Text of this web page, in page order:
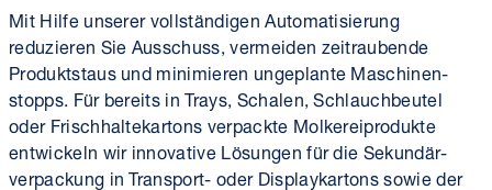
Mit Hilfe unserer vollständigen Auto­mat­isierung
reduzieren Sie Ausschuss, vermeiden zeit­raubende
Produkt­staus und minimieren ungeplante Maschinen­
stopps. Für bereits in Trays, Schalen, Schlauch­beutel
oder Frisch­halte­kartons verpackte Molkerei­produkte
entwickeln wir innovative Lösungen für die Sekundär­
verpackung in Transport- oder Display­kartons sowie der